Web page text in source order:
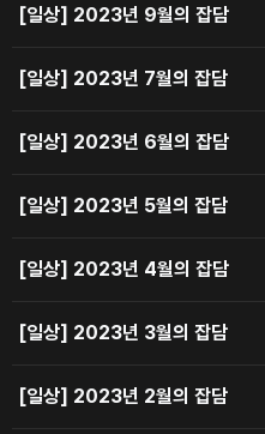
[일상] 2023년 9월의 잡담
[일상] 2023년 7월의 잡담
[일상] 2023년 6월의 잡담
[일상] 2023년 5월의 잡담
[일상] 2023년 4월의 잡담
[일상] 2023년 3월의 잡담
[일상] 2023년 2월의 잡담